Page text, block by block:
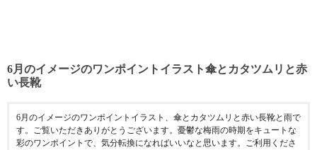
6月のイメージのワンポイントイラスト傘とカタツムリと赤
い長靴
6月のイメージのワンポイントイラスト、傘とカタツムリと赤い長靴と雨で
す。ご覧いただきありがとうございます。憂鬱な梅雨の時期をキュートな
彩のワンポイントで、気分転換になればいいなと思います。ご利用くださ